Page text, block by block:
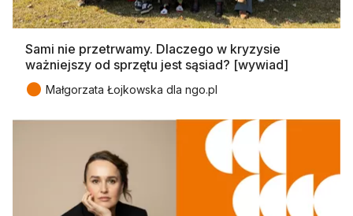
Sami nie przetrwamy. Dlaczego w kryzysie
ważniejszy od sprzętu jest sąsiad? [wywiad]
● Małgorzata Łojkowska dla ngo.pl